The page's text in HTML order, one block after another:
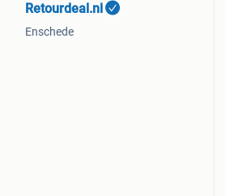
Retourdeal.nl
Enschede